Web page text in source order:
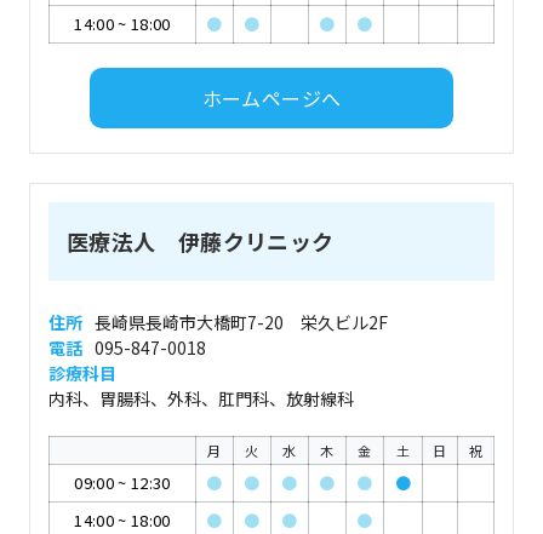
14:00~ 18:00 ● ● ● ●
ホームページへ
医療法人 伊藤クリニック
住所 長崎県長崎市大橋町7-20 栄久ビル2F
電話 095-847-0018
診療科目
内科、胃腸科、外科、肛門科、放射線科
月 火 水 木 金 土 日 祝
09:00~ 12:30 ● ● ● ● ●
●
14:00~ 18:00 ● ● ● ●